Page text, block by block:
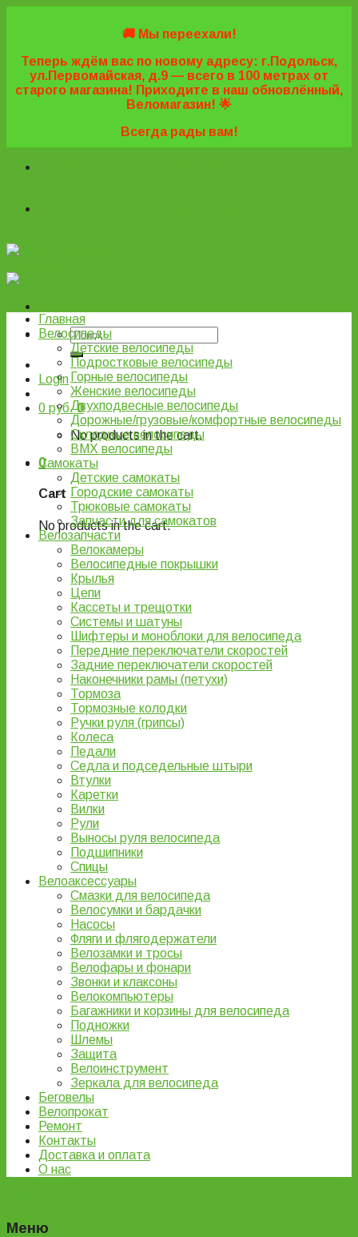
🚚 Мы переехали!
Теперь ждём вас по новому адресу: г.Подольск,
ул.Первомайская, д.9 — всего в 100 метрах от
старого магазина! Приходите в наш обновлённый,
Веломагазин! 🌟
Всегда рады вам!
Login
0 руб. 0
No products in the cart.
0
Cart
No products in the cart.
Главная
Велосипеды
Детские велосипеды
Подростковые велосипеды
Горные велосипеды
Женские велосипеды
Двухподвесные велосипеды
Дорожные/грузовые/комфортные велосипеды
Складные велосипеды
BMX велосипеды
Самокаты
Детские самокаты
Городские самокаты
Трюковые самокаты
Запчасти для самокатов
Велозапчасти
Велокамеры
Велосипедные покрышки
Крылья
Цепи
Кассеты и трещотки
Системы и шатуны
Шифтеры и моноблоки для велосипеда
Передние переключатели скоростей
Задние переключатели скоростей
Наконечники рамы (петухи)
Тормоза
Тормозные колодки
Ручки руля (грипсы)
Колеса
Педали
Седла и подседельные штыри
Втулки
Каретки
Вилки
Рули
Выносы руля велосипеда
Подшипники
Спицы
Велоаксессуары
Смазки для велосипеда
Велосумки и бардачки
Насосы
Фляги и флягодержатели
Велозамки и тросы
Велофары и фонари
Звонки и клаксоны
Велокомпьютеры
Багажники и корзины для велосипеда
Подножки
Шлемы
Защита
Велоинструмент
Зеркала для велосипеда
Беговелы
Велопрокат
Ремонт
Контакты
Доставка и оплата
О нас
Меню